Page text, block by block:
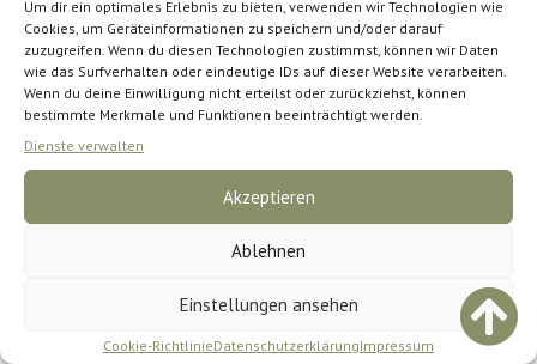
Um dir ein optimales Erlebnis zu bieten, verwenden wir Technologien wie
Cookies, um Geräteinformationen zu speichern und/oder darauf
zuzugreifen. Wenn du diesen Technologien zustimmst, können wir Daten
wie das Surfverhalten oder eindeutige IDs auf dieser Website verarbeiten.
Wenn du deine Einwilligung nicht erteilst oder zurückziehst, können
bestimmte Merkmale und Funktionen beeinträchtigt werden.
Dienste verwalten
Akzeptieren
Ablehnen
Einstellungen ansehen
Cookie-RichtlinieDatenschutzerklärungImpressum
Impressum Datenschutz Cookie-Richtlinie (EU)